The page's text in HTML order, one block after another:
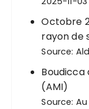
Octobre
rayon de
Source:
Boudicca
(AMI)
Source: